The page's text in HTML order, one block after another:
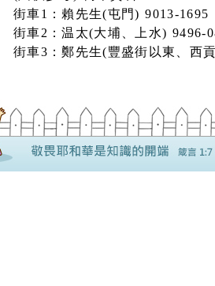
街車1：賴先生(屯門) 9013-1695
街車2：温太(大埔、上水) 9496-
街車3：鄭先生(豐盛街以東、西